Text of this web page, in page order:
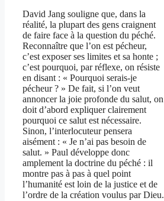
David Jang souligne que, dans la
réalité, la plupart des gens craignent
de faire face à la question du péché.
Reconnaître que l’on est pécheur,
c’est exposer ses limites et sa honte ;
c’est pourquoi, par réflexe, on résiste
en disant : « Pourquoi serais-je
pécheur ? » De fait, si l’on veut
annoncer la joie profonde du salut, on
doit d’abord expliquer clairement
pourquoi ce salut est nécessaire.
Sinon, l’interlocuteur pensera
aisément : « Je n’ai pas besoin de
salut. » Paul développe donc
amplement la doctrine du péché : il
montre pas à pas à quel point
l’humanité est loin de la justice et de
l’ordre de la création voulus par Dieu.